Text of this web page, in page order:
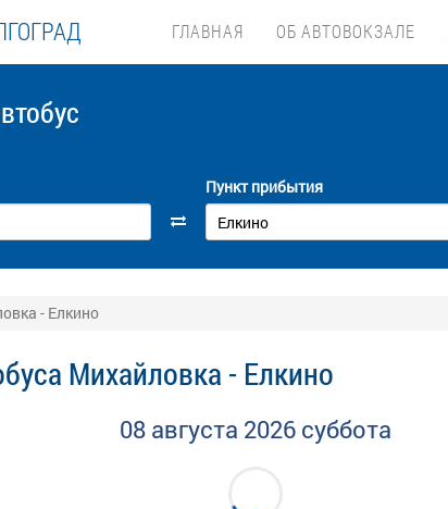
ГЛАВНАЯ ОБ АВТОВОКЗАЛЕ
Пункт прибытия
- Елкино
Михайловка - Елкино
08 августа 2026 суббота